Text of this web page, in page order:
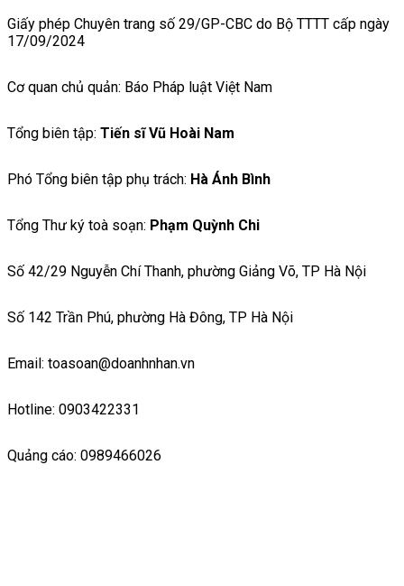
Giấy phép Chuyên trang số 29/GP-CBC do Bộ TTTT cấp ngày
17/09/2024
Cơ quan chủ quản: Báo Pháp luật Việt Nam
Tổng biên tập: Tiến sĩ Vũ Hoài Nam
Phó Tổng biên tập phụ trách: Hà Ánh Bình
Tổng Thư ký toà soạn: Phạm Quỳnh Chi
Số 42/29 Nguyễn Chí Thanh, phường Giảng Võ, TP Hà Nội
Số 142 Trần Phú, phường Hà Đông, TP Hà Nội
Email: toasoan@doanhnhan.vn
Hotline: 0903422331
Quảng cáo: 0989466026